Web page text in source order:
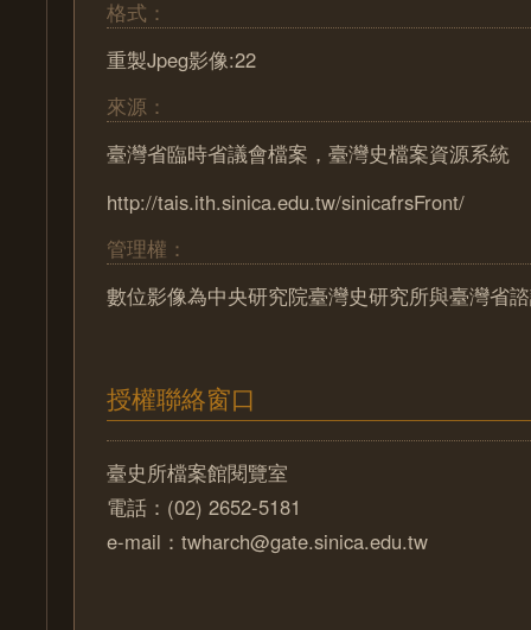
格式：
重製Jpeg影像:22
來源：
臺灣省臨時省議會檔案，臺灣史檔案資源系統
http://tais.ith.sinica.edu.tw/sinicafrsFront/
管理權：
數位影像為中央研究院臺灣史研究所與臺灣省
授權聯絡窗口
臺史所檔案館閱覽室
電話：(02) 2652-5181
e-mail：twharch@gate.sinica.edu.tw